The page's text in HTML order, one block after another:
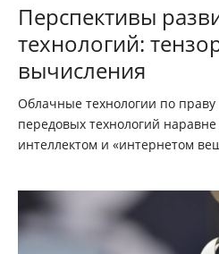
Перспективы
технологий:
вычисления
Облачные технологии по
передовых технологий
интеллектом и «интернетом